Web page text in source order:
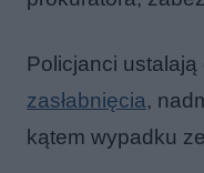
Policjanci
zasłabnięcia,
kątem wypadku